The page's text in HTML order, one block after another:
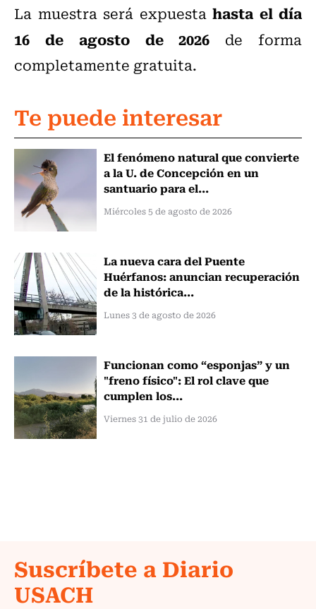
La muestra será expuesta hasta el día
16 de agosto de 2026 de forma
completamente gratuita.
Te puede interesar
El fenómeno natural que convierte
a la U. de Concepción en un
santuario para el...
Miércoles 5 de agosto de 2026
La nueva cara del Puente
Huérfanos: anuncian recuperación
de la histórica...
Lunes 3 de agosto de 2026
Funcionan como “esponjas” y un
"freno físico": El rol clave que
cumplen los...
Viernes 31 de julio de 2026